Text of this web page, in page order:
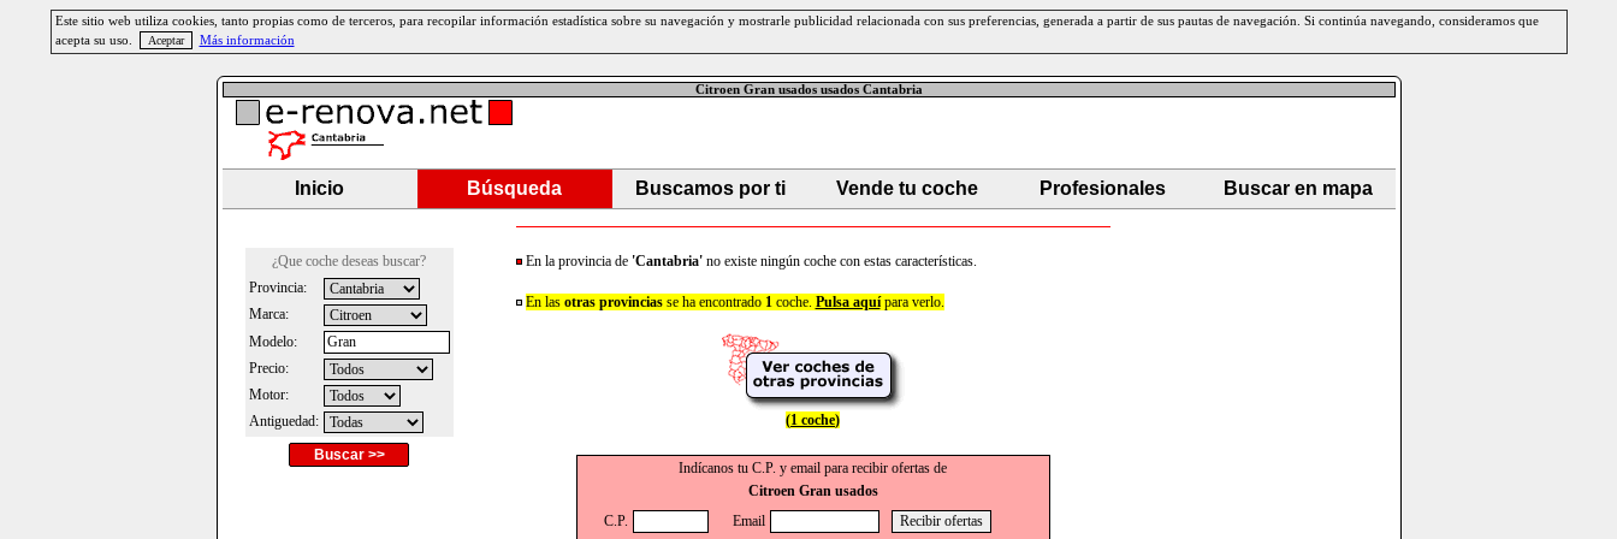
Este sitio web utiliza cookies, tanto propias como de terceros, para recopilar información estadística sobre su navegación y mostrarle publicidad relacionada con sus preferencias, generada a partir de sus pautas de navegación. Si continúa navegando, consideramos que
acepta su uso.
Más información
Citroen Gran usados usados Cantabria
Inicio Búsqueda Buscamos por ti Vende tu coche Profesionales Buscar en mapa
¿Que coche deseas buscar?
Provincia:
Marca:
Modelo:
Precio:
Motor:
Antiguedad:
Buscar >>
En la provincia de 'Cantabria'no existe ningún coche con estas características.
En las otras provinciasse ha encontrado 1coche. Pulsa aquípara verlo.
(1 coche)
Indícanos tu C.P. y email para recibir ofertas de
Citroen Gran usados
C.P.
Email